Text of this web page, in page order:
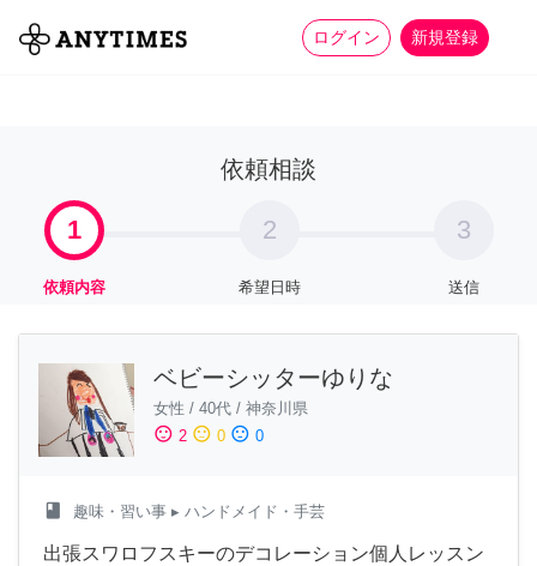
ログイン 新規登録
全て 家事 more_horiz
依頼相談
1
依頼内容
2
希望日時
3
送信
ベビーシッターゆりな
女性 / 40代 / 神奈川県
sentiment_satisfied 2 sentiment_neutral 0 sentiment_dissatisfied 0
class 趣味・習い事 ▸ ハンドメイド・手芸
出張スワロフスキーのデコレーション個人レッスン